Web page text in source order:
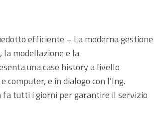
efficiente – La moderna gestione
modellazione e la
una case history a livello
e in dialogo con l’Ing.
fa tutti i giorni per garantire il servizio